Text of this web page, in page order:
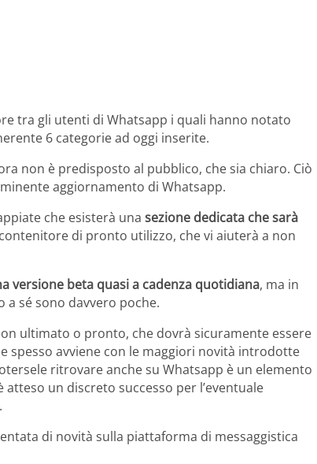
tra gli utenti di Whatsapp i quali hanno notato
6 categorie ad oggi inserite.
non è predisposto al pubblico, che sia chiaro. Ciò
aggiornamento di Whatsapp.
che esisterà una sezione dedicata che sarà
di pronto utilizzo, che vi aiuterà a non
versione beta quasi a cadenza quotidiana, ma in
sé sono davvero poche.
ultimato o pronto, che dovrà sicuramente essere
spesso avviene con le maggiori novità introdotte
ritrovare anche su Whatsapp è un elemento
un discreto successo per l’eventuale
di novità sulla piattaforma di messaggistica